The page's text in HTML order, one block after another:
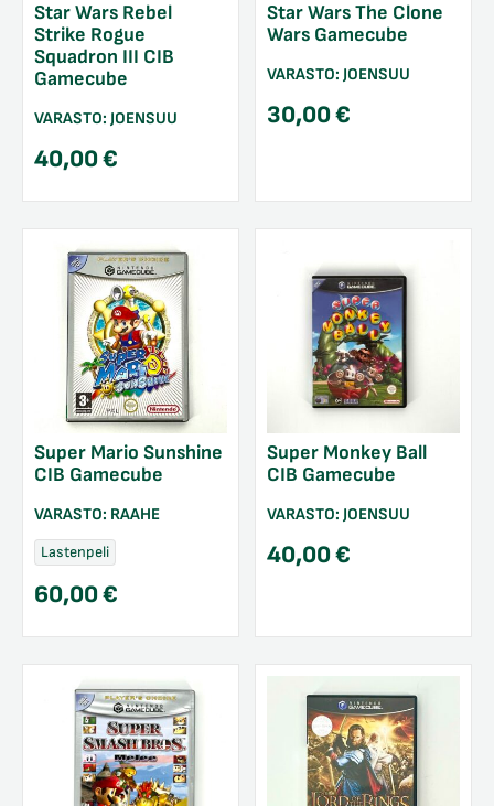
Star Wars Rebel
Strike Rogue
Squadron III CIB
Gamecube
VARASTO: JOENSUU
40,00€
Star Wars The Clone
Wars Gamecube
VARASTO: JOENSUU
30,00€
Super Mario Sunshine
CIB Gamecube
VARASTO: RAAHE
Lastenpeli
60,00€
Super Monkey Ball
CIB Gamecube
VARASTO: JOENSUU
40,00€